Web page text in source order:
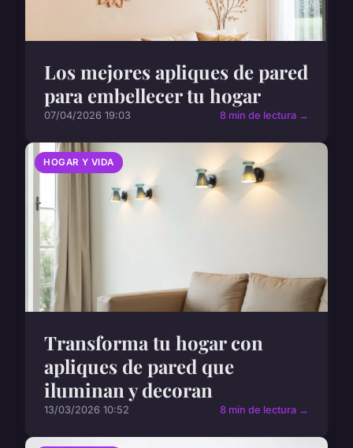
Los mejores apliques de pared
para embellecer tu hogar
07/04/2026 19:03 8 min de lectura →
HOGAR Y VIDA
Transforma tu hogar con
apliques de pared que
iluminan y decoran
13/03/2026 10:52 8 min de lectura →